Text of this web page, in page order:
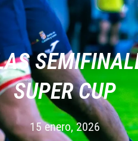
SUPER CUP
15 enero, 2026